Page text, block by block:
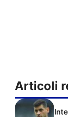
Articoli